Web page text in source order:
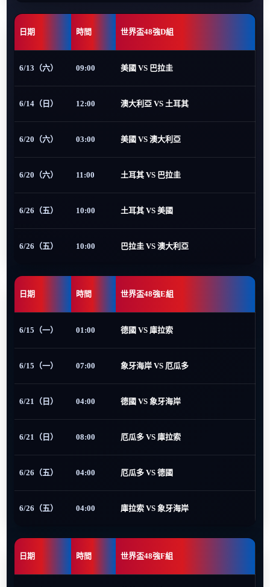
日期 時間 世界盃48強D組
6/13（六） 09:00 美國 VS 巴拉圭
6/14（日） 12:00 澳大利亞 VS 土耳其
6/20（六） 03:00 美國 VS 澳大利亞
6/20（六） 11:00 土耳其 VS 巴拉圭
6/26（五） 10:00 土耳其 VS 美國
6/26（五） 10:00 巴拉圭 VS 澳大利亞
日期 時間 世界盃48強E組
6/15（一） 01:00 德國 VS 庫拉索
6/15（一） 07:00 象牙海岸 VS 厄瓜多
6/21（日） 04:00 德國 VS 象牙海岸
6/21（日） 08:00 厄瓜多 VS 庫拉索
6/26（五） 04:00 厄瓜多 VS 德國
6/26（五） 04:00 庫拉索 VS 象牙海岸
日期 時間 世界盃48強F組